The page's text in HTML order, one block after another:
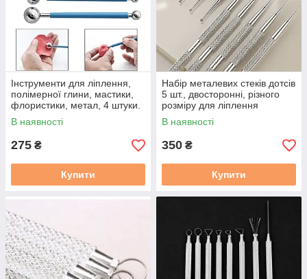
Інструменти для ліплення,
полімерної глини, мастики,
флористики, метал, 4 штуки.
Стек шар/ гантеля, різний
діаметр
В наявності
275 ₴
Купити
Набір металевих стеків дотсів
5 шт., двосторонні, різного
розміру для ліплення
В наявності
350 ₴
Купити